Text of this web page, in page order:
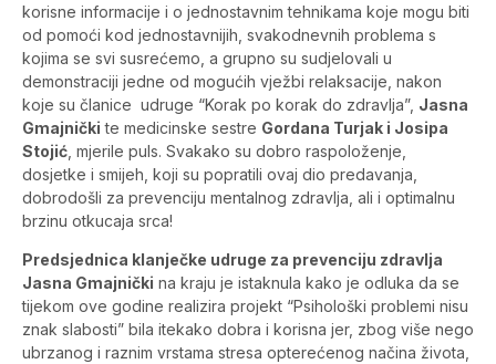
korisne informacije i o jednostavnim tehnikama koje mogu biti
od pomoći kod jednostavnijih, svakodnevnih problema s
kojima se svi susrećemo, a grupno su sudjelovali u
demonstraciji jedne od mogućih vježbi relaksacije, nakon
koje su članice udruge “Korak po korak do zdravlja”, Jasna
Gmajnički te medicinske sestre Gordana Turjak i Josipa
Stojić , mjerile puls. Svakako su dobro raspoloženje,
dosjetke i smijeh, koji su popratili ovaj dio predavanja,
dobrodošli za prevenciju mentalnog zdravlja, ali i optimalnu
brzinu otkucaja srca!
Predsjednica klanječke udruge za prevenciju zdravlja
Jasna Gmajnički na kraju je istaknula kako je odluka da se
tijekom ove godine realizira projekt “Psihološki problemi nisu
znak slabosti” bila itekako dobra i korisna jer, zbog više nego
ubrzanog i raznim vrstama stresa opterećenog načina života,